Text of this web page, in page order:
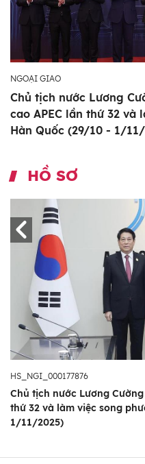
NGOẠI GIAO
Chủ tịch nước Lương
cao APEC lần thứ 32 và
Hàn Quốc (29/10 - 1/
HỒ SƠ
HS_NGI_000177876
Chủ tịch nước Lương
thứ 32 và làm việc song
1/11/2025)